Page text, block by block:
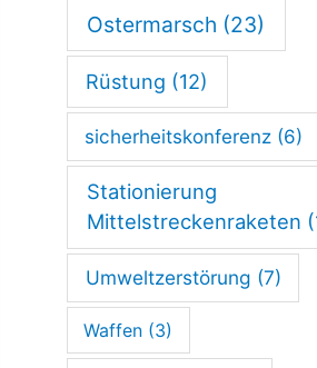
Ostermarsch (23)
Rüstung (12)
sicherheitskonferenz (6)
Stationierung
Mittelstreckenraketen
Umweltzerstörung (7)
Waffen (3)